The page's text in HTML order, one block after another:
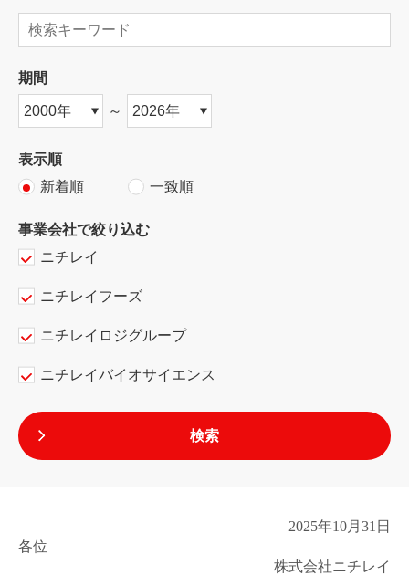
2025年10月 31 日
各位
株式会社ニチレイ
期間
～
表示順
新着順
一致順
事業会社で絞り込む
ニチレイ
ニチレイフーズ
ニチレイロジグループ
ニチレイバイオサイエンス